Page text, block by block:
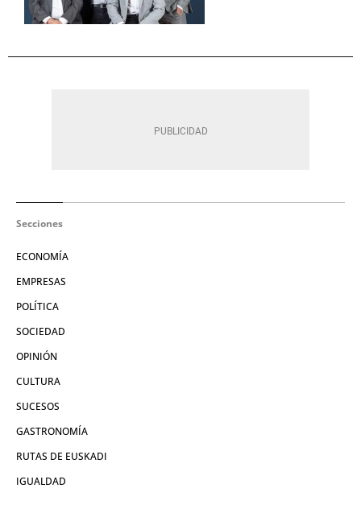
Secciones
ECONOMÍA
EMPRESAS
POLÍTICA
SOCIEDAD
OPINIÓN
CULTURA
SUCESOS
GASTRONOMÍA
RUTAS DE EUSKADI
IGUALDAD